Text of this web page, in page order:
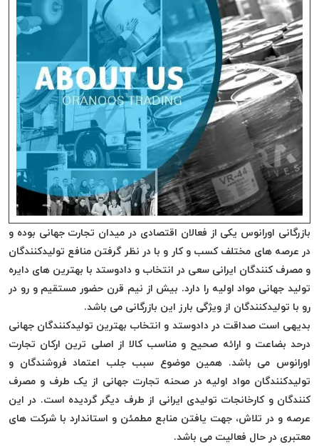
دوخت
کومو
COMO
نخ
دوخت
دلتا
DELTA
دوخت
اکو
E.K.O
نخ
بافت
موم
خورده
نخ
بافت
موم
خورده
کُرد
KORD
نخ
بافت
موم
بازرگانی اورانوس یکی از فعالان اقتصادی در میدان تجارت جهانی بوده و
در عرصه های مختلف کسب و کار و با در نظر گرفتن منافع تولیدکنندگان
و مصرف کنندگان ایرانی سعی در انتخاب و دادوستد با بهترین های دایره
تولید جهانی مواد اولیه را دارد. بیش از نیم قرن حضور مستقیم و رو در
رو با تولیدکنندگان از ویژگی بارز این بازرگانی می باشد.
بدیهی است صداقت در دادوستد و انتخاب بهترین تولیدکنندگان جهانی
درحد بضاعت و ارائه صحیح و مناسب کالا از اصلی ترین ارکان تجارت
اورانوس می باشد. همین موضوع سبب جلب اعتماد فروشندگان و
تولیدکنندگان مواد اولیه در صحنه تجارت جهانی از یک طرف و مصرف
کنندگان و کارخانجات تولیدی ایرانی از طرف دیگر گردیده است. در این
عرصه و در تلاش، جهت یافتن منابع مطمئن و استاندارد با شرکت های
معتبری در حال فعالیت می باشد.